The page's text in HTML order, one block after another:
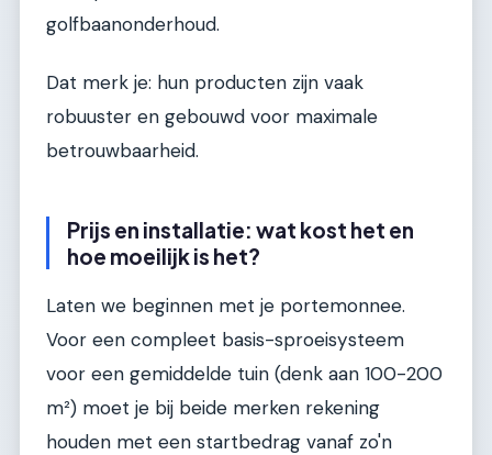
golfbaanonderhoud.
Dat merk je: hun producten zijn vaak
robuuster en gebouwd voor maximale
betrouwbaarheid.
Prijs en installatie: wat kost het en
hoe moeilijk is het?
Laten we beginnen met je portemonnee.
Voor een compleet basis-sproeisysteem
voor een gemiddelde tuin (denk aan 100-200
m²) moet je bij beide merken rekening
houden met een startbedrag vanaf zo'n